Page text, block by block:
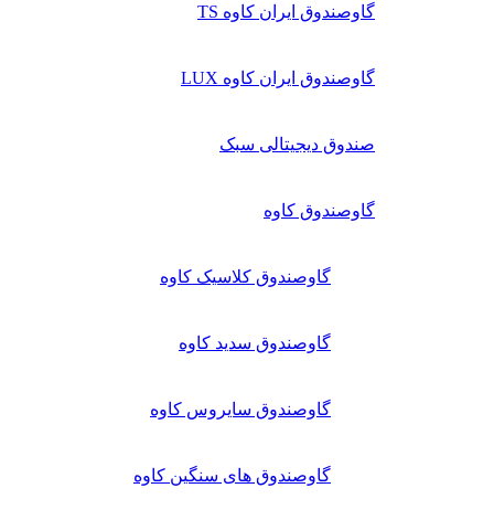
گاوصندوق ایران کاوه TS
گاوصندوق ایران کاوه LUX
صندوق دیجیتالی سبک
گاوصندوق کاوه
گاوصندوق کلاسیک کاوه
گاوصندوق سدید کاوه
گاوصندوق سایروس کاوه
گاوصندوق های سنگین کاوه